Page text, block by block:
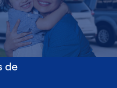
de